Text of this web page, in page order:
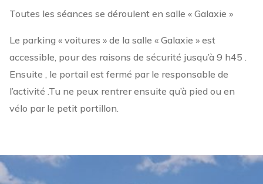
Toutes les séances se déroulent en salle « Galaxie »
Le parking « voitures » de la salle « Galaxie » est
accessible, pour des raisons de sécurité jusqu’à 9 h45 .
Ensuite , le portail est fermé par le responsable de
l’activité .Tu ne peux rentrer ensuite qu’à pied ou en
vélo par le petit portillon.